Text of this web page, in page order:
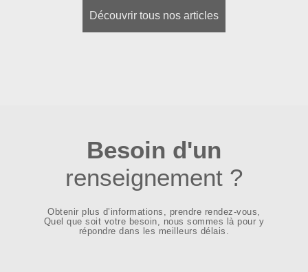
Découvrir tous nos articles
Besoin d'un
renseignement ?
Obtenir plus d’informations, prendre rendez-vous,
Quel que soit votre besoin, nous sommes là pour y
répondre dans les meilleurs délais.